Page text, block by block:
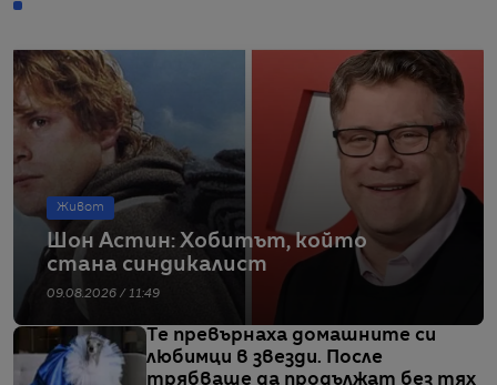
Живот
Шон Астин: Хобитът, който
стана синдикалист
09.08.2026 / 11:49
Те превърнаха домашните си
любимци в звезди. После
трябваше да продължат без тях